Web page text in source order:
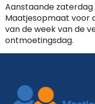
Aanstaande
Maatjesopmaat voor
van de week van de
ontmoetingsdag.